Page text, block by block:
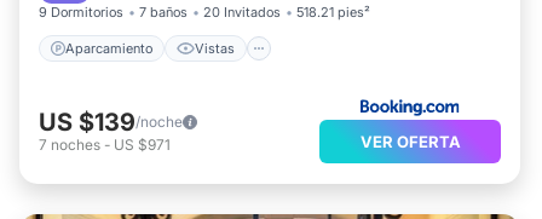
9 Dormitorios 7 baños 20 Invitados 518.21 pies²
Aparcamiento Vistas
US $139/noche
7 noches - US $971 VER OFERTA